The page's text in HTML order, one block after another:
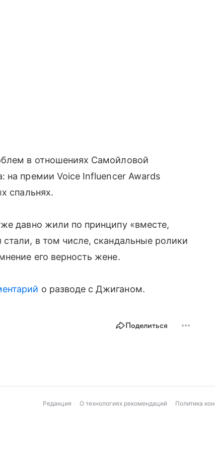
в отношениях Самойловой
на премии Voice Influencer Awards
спальнях.
давно жили по принципу «вместе,
в том числе, скандальные ролики
его верность жене.
о разводе с Джиганом.
Поделиться
Редакция О технологиях рекомендаций Политика